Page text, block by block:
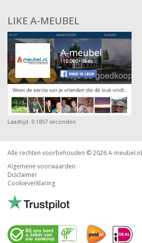
LIKE A-MEUBEL
Laadtijd: 0.1857 seconden
Alle rechten voorbehouden © 2026A-meubel.nl
Algemene voorwaarden
Disclaimer
Cookieverklaring